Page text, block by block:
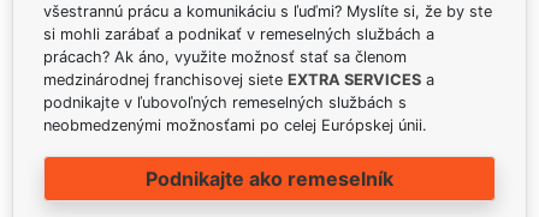
všestrannú prácu a komunikáciu s ľuďmi? Myslíte si, že by ste
si mohli zarábať a podnikať v remeselných službách a
prácach? Ak áno, využite možnosť stať sa členom
medzinárodnej franchisovej siete EXTRA SERVICES a
podnikajte v ľubovoľných remeselných službách s
neobmedzenými možnosťami po celej Európskej únii.
Podnikajte ako remeselník